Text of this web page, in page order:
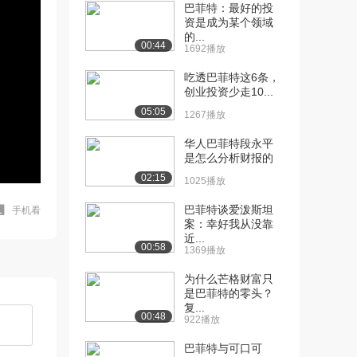
手机看
00:44
巴菲特：最好的投
资是成为某个领域
的...
1692播放
05:05
吃透巴菲特这6条，
创业投资少走10...
1267播放
02:15
华人巴菲特段永平
是怎么分析财报的
1025播放
00:58
巴菲特谈爱泼斯坦
案：幸好我从没靠
近...
1369播放
00:48
为什么芒格财富只
是巴菲特的零头？
复...
922播放
巴菲特与可口可